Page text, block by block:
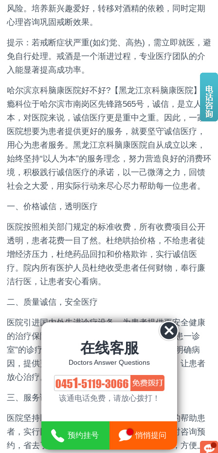
风险。培养新兴趣爱好，转移对酒精的依赖，同时定期
心理咨询巩固戒断效果。
提示：若戒断症状严重(如幻觉、高热)，需立即就医，避
免自行处理。戒酒是一个渐进过程，专业医疗团队的介
入能显著提高成功率。
哈尔滨京科脑康医院好不好?【黑龙江京科脑康医院】戒
瘾科位于哈尔滨市南岗区先锋路565号，诚信，是立人之
本，对医院来说，诚信医疗更是重中之重。因此，一家
医院想要为患者提供更好的服务，就要坚守诚信医疗，
用心为患者服务。黑龙江京科脑康医院自从成立以来，
始终坚持“以人为本”的服务理念，努力营造良好的消费环
境，积极践行诚信医疗的承诺，以一己微薄之力，回馈
社会之大爱，用实际行动来尽心尽力帮助每一位患者。
一、价格诚信，透明医疗
医院按照相关部门规定的标准收费，所有收费项目公开
透明，患者花费一目了然。杜绝哄抬价格，不给患者徒
增经济压力，杜绝药品回扣和价格欺诈，实行诚信医
疗。院内所有医护人员杜绝收受患者任何财物，奉行廉
洁行医，让患者安心看病。
二、质量诚信，安全医疗
医院引进国内外先进诊疗设备，为患者提供更安全健康
的治疗保障，有效提升治疗水平。制定“一医一患一诊
室”的诊疗模式，为患者提供针对性治疗，有效明确病
因，提供更好的治疗效果，还能保护患者隐私，让患者
放心治疗。
三、服务诚信，人文医疗
医院坚持以患者为中心的服务理念，为了更好的帮助患
者，实行网络咨询预约挂号服务，便于患者随时咨询预
约，省去了一系列麻烦。实行无假日门诊服务，方便上
在线客服
Doctors Answer Questions
该通电话免费，请放心拨打！
预约挂号 悄悄提问